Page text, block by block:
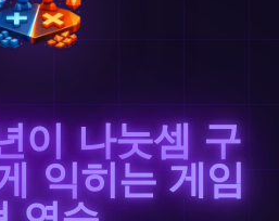
이 나눗셈 구
익히는 게임